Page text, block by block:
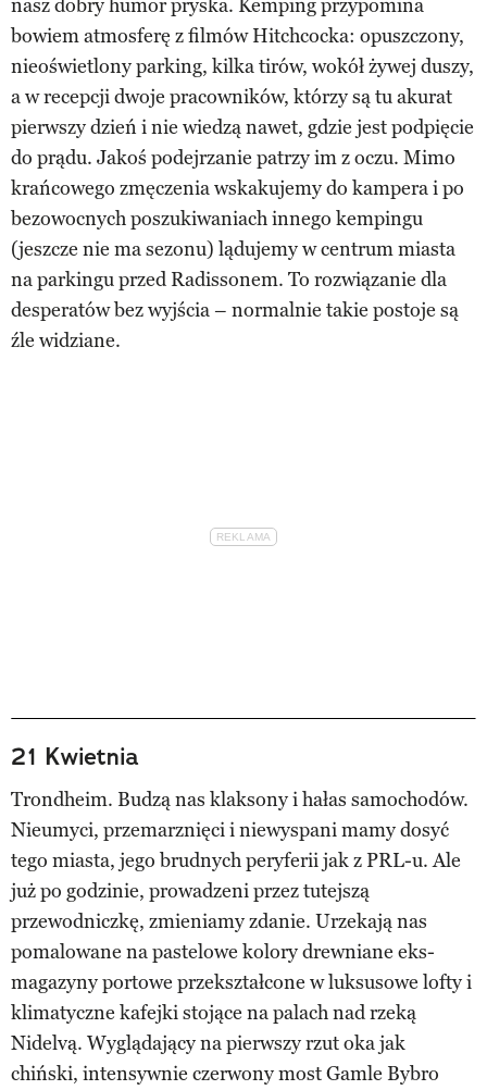
nasz dobry humor pryska. Kemping przypomina
bowiem atmosferę z filmów Hitchcocka: opuszczony,
nieoświetlony parking, kilka tirów, wokół żywej duszy,
a w recepcji dwoje pracowników, którzy są tu akurat
pierwszy dzień i nie wiedzą nawet, gdzie jest podpięcie
do prądu. Jakoś podejrzanie patrzy im z oczu. Mimo
krańcowego zmęczenia wskakujemy do kampera i po
bezowocnych poszukiwaniach innego kempingu
(jeszcze nie ma sezonu) lądujemy w centrum miasta
na parkingu przed Radissonem. To rozwiązanie dla
desperatów bez wyjścia – normalnie takie postoje są
źle widziane.
21 Kwietnia
Trondheim. Budzą nas klaksony i hałas samochodów.
Nieumyci, przemarznięci i niewyspani mamy dosyć
tego miasta, jego brudnych peryferii jak z PRL-u. Ale
już po godzinie, prowadzeni przez tutejszą
przewodniczkę, zmieniamy zdanie. Urzekają nas
pomalowane na pastelowe kolory drewniane eks-
magazyny portowe przekształcone w luksusowe lofty i
klimatyczne kafejki stojące na palach nad rzeką
Nidelvą. Wyglądający na pierwszy rzut oka jak
chiński, intensywnie czerwony most Gamle Bybro